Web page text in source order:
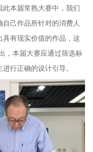
本届常熟大赛中，我们
己作品所针对的消费人
有现实价值的作品，这
，本届大赛应通过筛选标
行正确的设计引导。